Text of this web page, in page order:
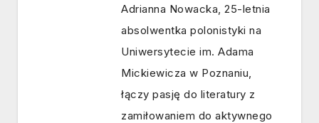
Adrianna Nowacka, 25-letnia
absolwentka polonistyki na
Uniwersytecie im. Adama
Mickiewicza w Poznaniu,
łączy pasję do literatury z
zamiłowaniem do aktywnego